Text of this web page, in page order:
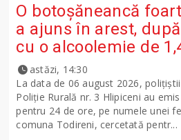
O botoșăneancă
a ajuns în arest,
cu o alcoolemie de
astăzi, 14:30
La data de 06 august 2026,
Poliție Rurală nr. 3 Hlipiceni au
pentru 24 de ore, pe numele unei
comuna Todireni, cercetată pentr...